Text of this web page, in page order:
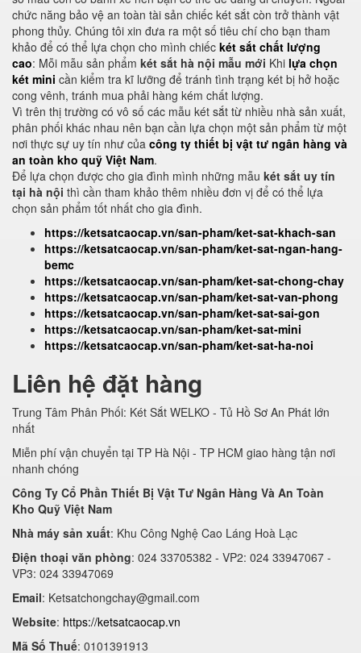
chức năng bảo vệ an toàn tài sản chiếc két sắt còn trở thành vật
phong thủy. Chúng tôi xin đưa ra một số tiêu chí cho bạn tham
khảo để có thể lựa chọn cho mình chiếc két sắt chất lượng
cao: Mỗi mẫu sản phẩm két sắt hà nội mẫu mới Khi lựa chọn
két mini cần kiểm tra kĩ lưỡng để tránh tình trạng két bị hở hoặc
cong vênh, tránh mua phải hàng kém chất lượng.
Vì trên thị trường có vô số các mẫu két sắt từ nhiều nhà sản xuất,
phân phối khác nhau nên bạn cần lựa chọn một sản phẩm từ một
nơi thực sự uy tín như của công ty thiết bị vật tư ngân hàng và
an toàn kho quỹ Việt Nam.
Để lựa chọn được cho gia đình mình những mẫu két sắt uy tín
tại hà nội thì cần tham khảo thêm nhiều đơn vị để có thể lựa
chọn sản phẩm tốt nhất cho gia đình.
https://ketsatcaocap.vn/san-pham/ket-sat-khach-san
https://ketsatcaocap.vn/san-pham/ket-sat-ngan-hang-
bemc
https://ketsatcaocap.vn/san-pham/ket-sat-chong-chay
https://ketsatcaocap.vn/san-pham/ket-sat-van-phong
https://ketsatcaocap.vn/san-pham/ket-sat-sai-gon
https://ketsatcaocap.vn/san-pham/ket-sat-mini
https://ketsatcaocap.vn/san-pham/ket-sat-ha-noi
Liên hệ đặt hàng
Trung Tâm Phân Phối: Két Sắt WELKO - Tủ Hồ Sơ An Phát lớn
nhất
Miễn phí vận chuyển tại TP Hà Nội - TP HCM giao hàng tận nơi
nhanh chóng
Công Ty Cổ Phần Thiết Bị Vật Tư Ngân Hàng Và An Toàn
Kho Quỹ Việt Nam
Nhà máy sản xuất: Khu Công Nghệ Cao Láng Hoà Lạc
Điện thoại văn phòng: 024 33705382 - VP2: 024 33947067 -
VP3: 024 33947069
Email: Ketsatchongchay@gmail.com
Website: https://ketsatcaocap.vn
Mã Số Thuế: 0101391913